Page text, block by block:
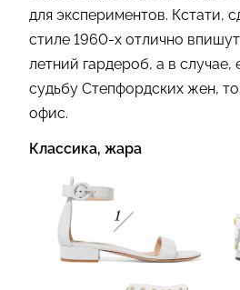
для экспериментов. Кстати,
стиле 1960-х отлично
летний гардероб, а в
судьбу Степфордских жен,
офис.
Классика, жара